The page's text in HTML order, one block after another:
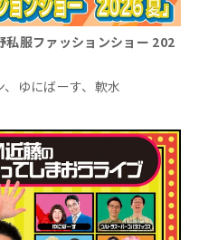
服ファッションショー 202
ゆにばーす、軟水